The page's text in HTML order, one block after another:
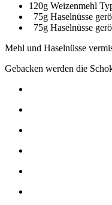
120g Weizenmehl
75g Haselnüsse
75g Haselnüsse
Mehl und Haselnüsse
Gebacken werden die